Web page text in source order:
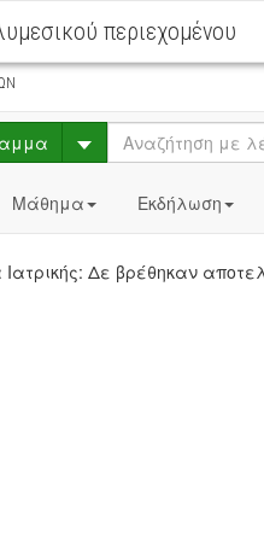
περιεχομένου
Select
Μάθημα Εκδήλωση
Δε βρέθηκαν